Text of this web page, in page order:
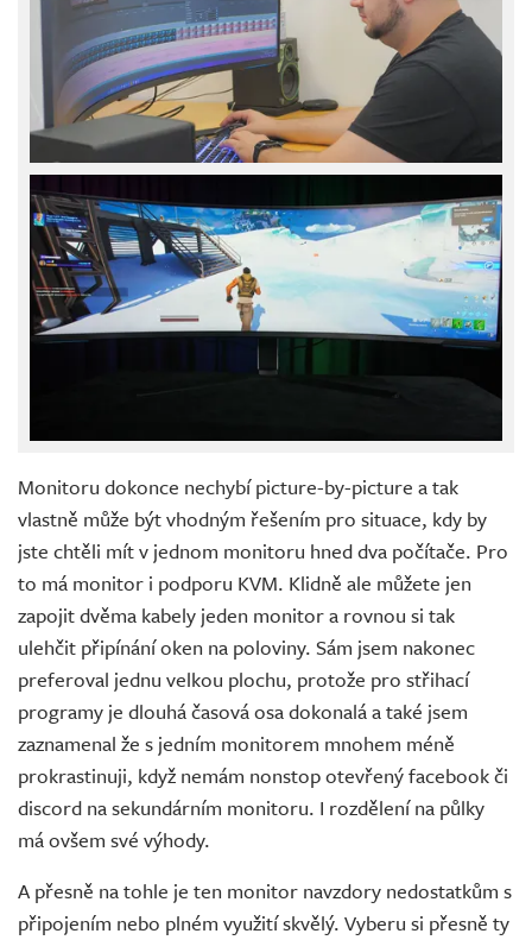
Monitoru dokonce nechybí picture-by-picture a tak
vlastně může být vhodným řešením pro situace, kdy by
jste chtěli mít v jednom monitoru hned dva počítače. Pro
to má monitor i podporu KVM. Klidně ale můžete jen
zapojit dvěma kabely jeden monitor a rovnou si tak
ulehčit připínání oken na poloviny. Sám jsem nakonec
preferoval jednu velkou plochu, protože pro střihací
programy je dlouhá časová osa dokonalá a také jsem
zaznamenal že s jedním monitorem mnohem méně
prokrastinuji, když nemám nonstop otevřený facebook či
discord na sekundárním monitoru. I rozdělení na půlky
má ovšem své výhody.
A přesně na tohle je ten monitor navzdory nedostatkům s
připojením nebo plném využití skvělý. Vyberu si přesně ty